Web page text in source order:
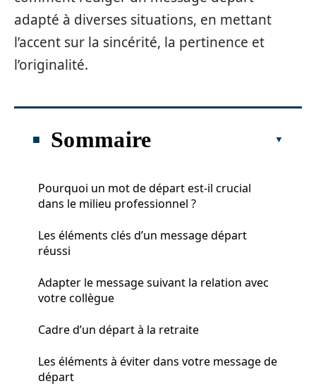
adapté à diverses situations, en mettant
l’accent sur la sincérité, la pertinence et
l’originalité.
Sommaire
Pourquoi un mot de départ est-il crucial
dans le milieu professionnel ?
Les éléments clés d’un message départ
réussi
Adapter le message suivant la relation avec
votre collègue
Cadre d’un départ à la retraite
Les éléments à éviter dans votre message de
départ